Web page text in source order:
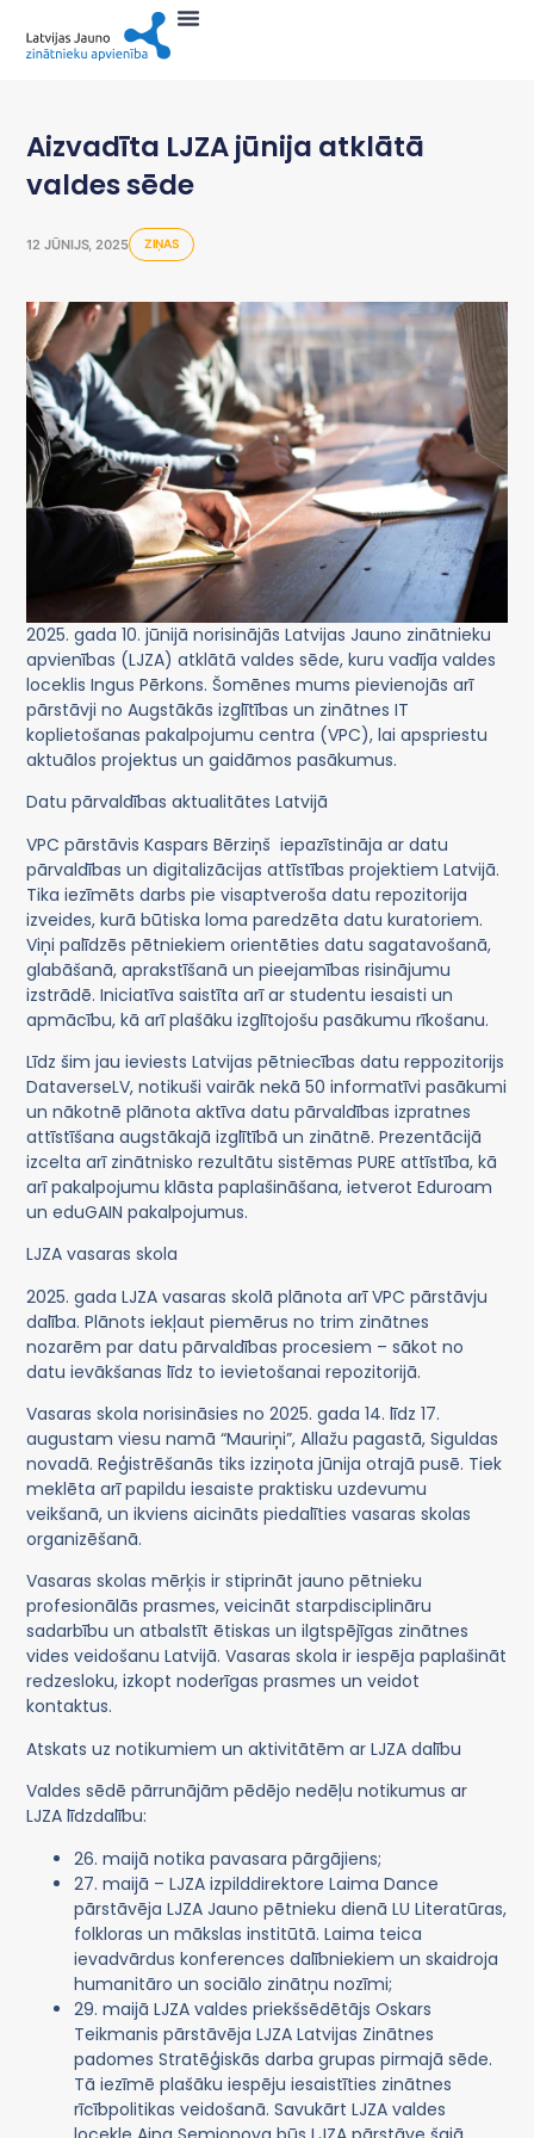
Aizvadīta LJZA jūnija atklātā
valdes sēde
12 JŪNIJS, 2025 ZIŅAS
2025. gada 10. jūnijā norisinājās Latvijas Jauno zinātnieku
apvienības (LJZA) atklātā valdes sēde, kuru vadīja valdes
loceklis Ingus Pērkons. Šomēnes mums pievienojās arī
pārstāvji no Augstākās izglītības un zinātnes IT
koplietošanas pakalpojumu centra (VPC), lai apspriestu
aktuālos projektus un gaidāmos pasākumus.
Datu pārvaldības aktualitātes Latvijā
VPC pārstāvis Kaspars Bērziņš iepazīstināja ar datu
pārvaldības un digitalizācijas attīstības projektiem Latvijā.
Tika iezīmēts darbs pie visaptveroša datu repozitorija
izveides, kurā būtiska loma paredzēta datu kuratoriem.
Viņi palīdzēs pētniekiem orientēties datu sagatavošanā,
glabāšanā, aprakstīšanā un pieejamības risinājumu
izstrādē. Iniciatīva saistīta arī ar studentu iesaisti un
apmācību, kā arī plašāku izglītojošu pasākumu rīkošanu.
Līdz šim jau ieviests Latvijas pētniecības datu reppozitorijs
DataverseLV, notikuši vairāk nekā 50 informatīvi pasākumi
un nākotnē plānota aktīva datu pārvaldības izpratnes
attīstīšana augstākajā izglītībā un zinātnē. Prezentācijā
izcelta arī zinātnisko rezultātu sistēmas PURE attīstība, kā
arī pakalpojumu klāsta paplašināšana, ietverot Eduroam
un eduGAIN pakalpojumus.
LJZA vasaras skola
2025. gada LJZA vasaras skolā plānota arī VPC pārstāvju
dalība. Plānots iekļaut piemērus no trim zinātnes
nozarēm par datu pārvaldības procesiem – sākot no
datu ievākšanas līdz to ievietošanai repozitorijā.
Vasaras skola norisināsies no 2025. gada 14. līdz 17.
augustam viesu namā “Mauriņi”, Allažu pagastā, Siguldas
novadā. Reģistrēšanās tiks izziņota jūnija otrajā pusē. Tiek
meklēta arī papildu iesaiste praktisku uzdevumu
veikšanā, un ikviens aicināts piedalīties vasaras skolas
organizēšanā.
Vasaras skolas mērķis ir stiprināt jauno pētnieku
profesionālās prasmes, veicināt starpdisciplināru
sadarbību un atbalstīt ētiskas un ilgtspējīgas zinātnes
vides veidošanu Latvijā. Vasaras skola ir iespēja paplašināt
redzesloku, izkopt noderīgas prasmes un veidot
kontaktus.
Atskats uz notikumiem un aktivitātēm ar LJZA dalību
Valdes sēdē pārrunājām pēdējo nedēļu notikumus ar
LJZA līdzdalību:
26. maijā notika pavasara pārgājiens;
27. maijā – LJZA izpilddirektore Laima Dance
pārstāvēja LJZA Jauno pētnieku dienā LU Literatūras,
folkloras un mākslas institūtā. Laima teica
ievadvārdus konferences dalībniekiem un skaidroja
humanitāro un sociālo zinātņu nozīmi;
29. maijā LJZA valdes priekšsēdētājs Oskars
Teikmanis pārstāvēja LJZA Latvijas Zinātnes
padomes Stratēģiskās darba grupas pirmajā sēde.
Tā iezīmē plašāku iespēju iesaistīties zinātnes
rīcībpolitikas veidošanā. Savukārt LJZA valdes